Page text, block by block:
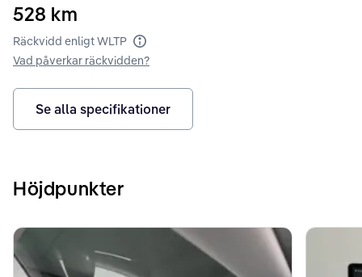
528 km
Räckvidd enligt WLTP Räckvidd enligt WLTP
Vad påverkar räckvidden?
Se alla specifikationer
Höjdpunkter